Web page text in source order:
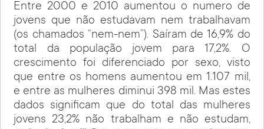
Entre 2000 e 2010 aumentou o numero de
jovens que não estudavam nem trabalhavam
(os chamados “nem-nem”). Saíram de 16,9% do
total da população jovem para 17,2%. O
crescimento foi diferenciado por sexo, visto
que entre os homens aumentou em 1.107 mil,
e entre as mulheres diminui 398 mil. Mas estes
dados significam que do total das mulheres
jovens 23,2% não trabalham e não estudam,